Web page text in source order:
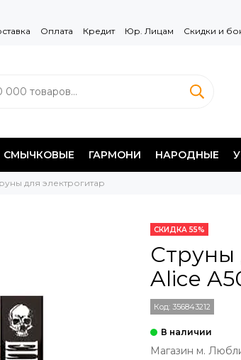
Оплата Кредит Юр. Лицам Скидки и
СМЫЧКОВЫЕ ГАРМОНИ НАРОДНЫЕ
для электрогитар
СКИДКА 55%
Струны
Alice
Код: 356843212
Магазин м.